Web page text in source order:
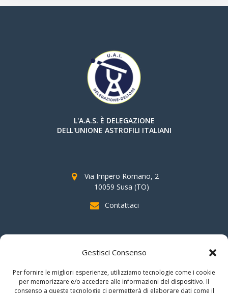
Gestisci Consenso
Per fornire le migliori esperienze, utilizziamo tecnologie come i cookie
per memorizzare e/o accedere alle informazioni del dispositivo. Il
consenso a queste tecnologie ci permetterà di elaborare dati come il
L'A.A.S. È DELEGAZIONE
DELL'UNIONE ASTROFILI ITALIANI
Via Impero Romano, 2
10059 Susa (TO)
Contattaci
SOSTIENI AAS
indicando il
C.F. 96020930010
nella dichiarazione dei redditi e
firmando per la destinazione del"cinque per mille".